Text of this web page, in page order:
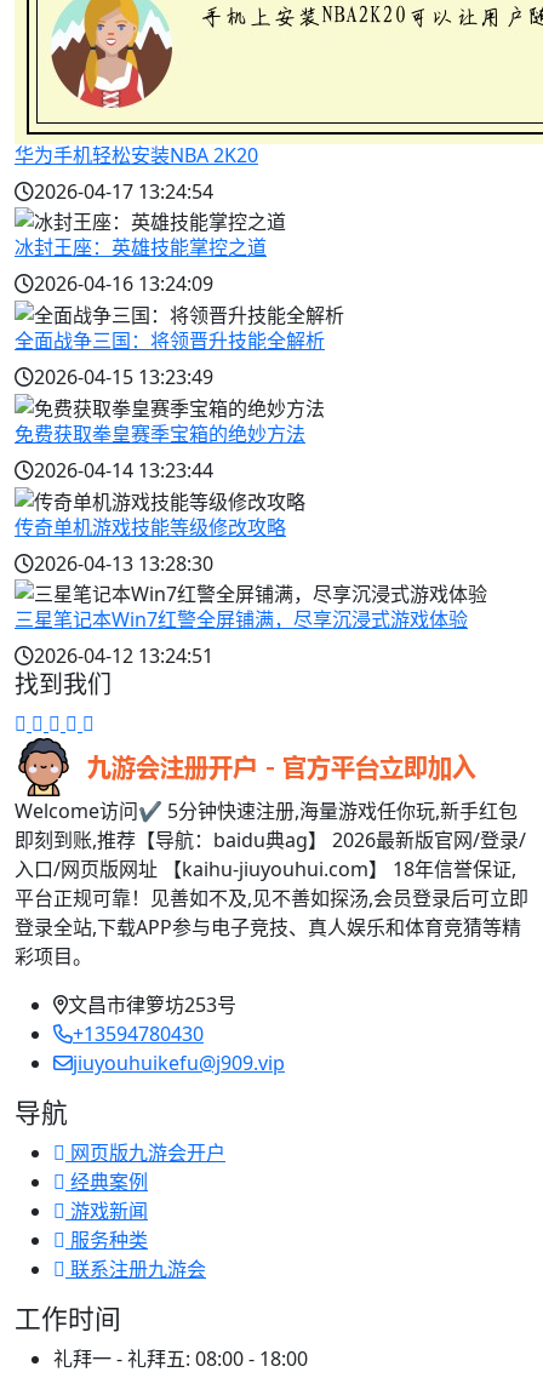
华为手机轻松安装NBA 2K20
2026-04-17 13:24:54
冰封王座：英雄技能掌控之道
2026-04-16 13:24:09
全面战争三国：将领晋升技能全解析
2026-04-15 13:23:49
免费获取拳皇赛季宝箱的绝妙方法
2026-04-14 13:23:44
传奇单机游戏技能等级修改攻略
2026-04-13 13:28:30
三星笔记本Win7红警全屏铺满，尽享沉浸式游戏体验
2026-04-12 13:24:51
找到我们
Welcome访问✔ 5分钟快速注册,海量游戏任你玩,新手红包
即刻到账,推荐【导航：baidu典ag】 2026最新版官网/登录/
入口/网页版网址 【kaihu-jiuyouhui.com】 18年信誉保证,
平台正规可靠！见善如不及,见不善如探汤,会员登录后可立即
登录全站,下载APP参与电子竞技、真人娱乐和体育竞猜等精
彩项目。
文昌市律箩坊253号
+13594780430
jiuyouhuikefu@j909.vip
导航
网页版九游会开户
经典案例
游戏新闻
服务种类
联系注册九游会
工作时间
礼拜一 - 礼拜五: 08:00 - 18:00